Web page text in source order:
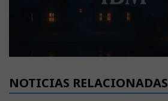
NOTICIAS RELACIONADAS